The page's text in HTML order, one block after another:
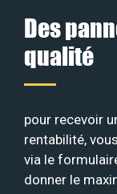
Des
qualité
pour recevoir
rentabilité,
via le
donner le